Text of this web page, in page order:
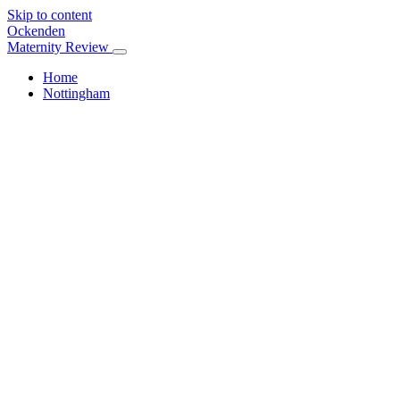
Skip to content
Ockenden
Maternity Review
Home
Nottingham